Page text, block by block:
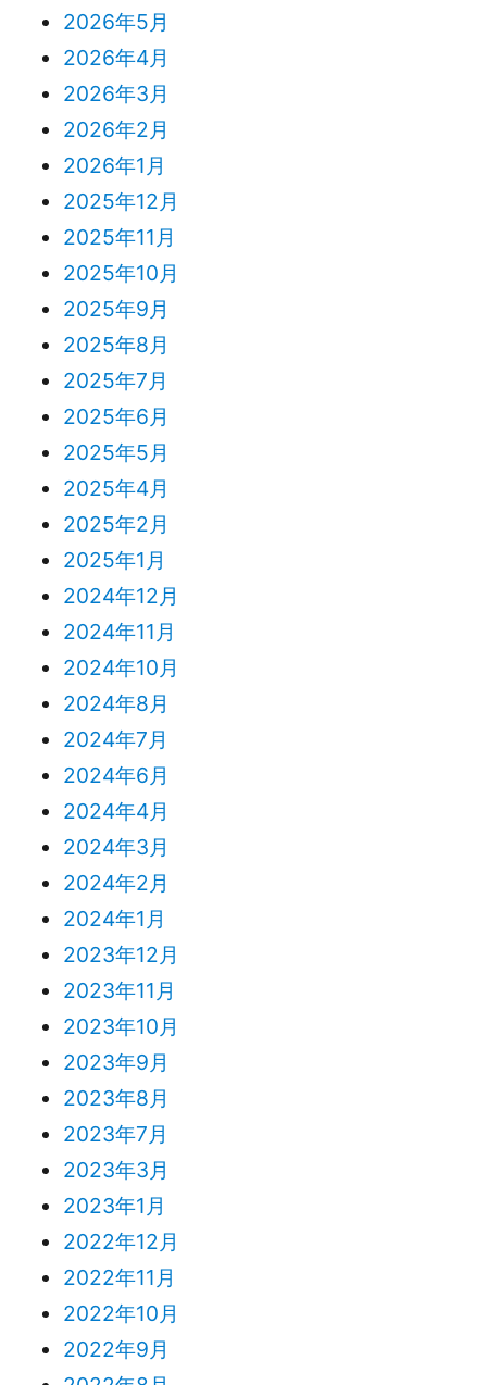
2026年5月
2026年4月
2026年3月
2026年2月
2026年1月
2025年12月
2025年11月
2025年10月
2025年9月
2025年8月
2025年7月
2025年6月
2025年5月
2025年4月
2025年2月
2025年1月
2024年12月
2024年11月
2024年10月
2024年8月
2024年7月
2024年6月
2024年4月
2024年3月
2024年2月
2024年1月
2023年12月
2023年11月
2023年10月
2023年9月
2023年8月
2023年7月
2023年3月
2023年1月
2022年12月
2022年11月
2022年10月
2022年9月